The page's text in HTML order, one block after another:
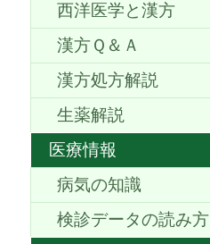
西洋医学と漢方
漢方Ｑ＆Ａ
漢方処方解説
生薬解説
医療情報
病気の知識
検診データの読み方